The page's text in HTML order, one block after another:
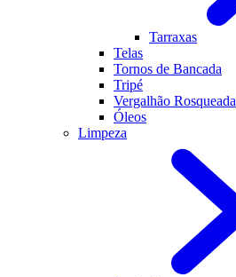
Tarraxas
Telas
Tornos de Bancada
Tripé
Vergalhão Rosqueada
Óleos
Limpeza